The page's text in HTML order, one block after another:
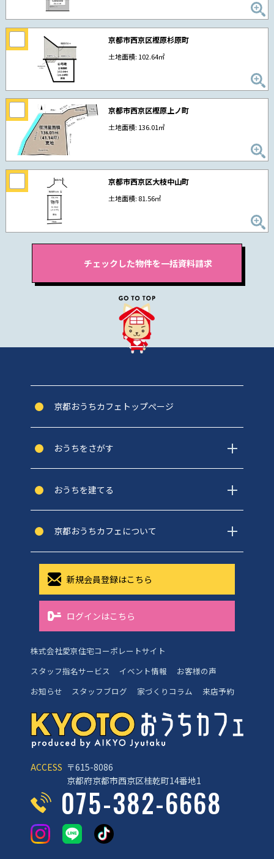
京都市西京区樫原杉原町
土地面積: 102.64㎡
京都市西京区樫原上ノ町
土地面積: 136.01㎡
京都市西京区大枝中山町
土地面積: 81.56㎡
ACCESS 〒615-8086
京都府京都市西京区桂乾町14番地1
075-382-6668
京都おうちカフェトップぺージ
おうちをさがす
おうちを建てる
京都おうちカフェについて
新規会員登録はこちら
ログインはこちら
株式会社愛京住宅コーポレートサイト
スタッフ指名サービス
イベント情報
お客様の声
お知らせ
スタッフブログ 家づくりコラム 来店予約